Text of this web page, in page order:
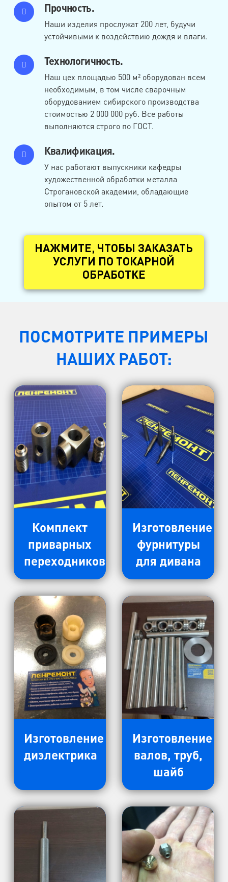
Прочность.
Наши изделия прослужат 200 лет, будучи
устойчивыми к воздействию дождя и влаги.
Технологичность.
Наш цех площадью 500 м² оборудован всем
необходимым, в том числе сварочным
оборудованием сибирского производства
стоимостью 2 000 000 руб. Все работы
выполняются строго по ГОСТ.
Квалификация.
У нас работают выпускники кафедры
художественной обработки металла
Строгановской академии, обладающие
опытом от 5 лет.
НАЖМИТЕ, ЧТОБЫ ЗАКАЗАТЬ
УСЛУГИ ПО ТОКАРНОЙ
ОБРАБОТКЕ
ПОСМОТРИТЕ ПРИМЕРЫ
НАШИХ РАБОТ:
Комплект
приварных
переходников
Изготовление
фурнитуры
для дивана
Изготовление
диэлектрика
Изготовление
валов, труб,
шайб